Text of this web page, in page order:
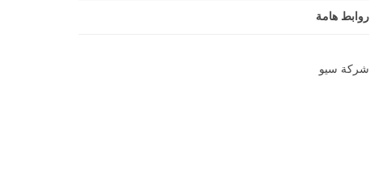
روابط هامة
شركة سيو